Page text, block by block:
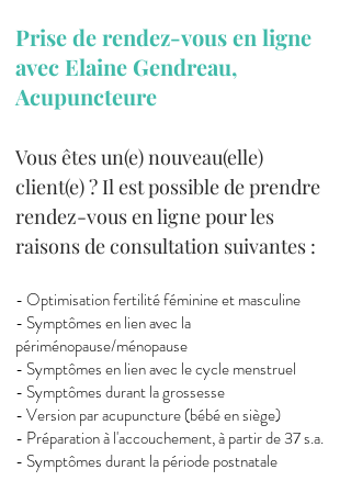
Prise de rendez-vous en ligne
avec Elaine Gendreau,
Acupuncteure
Vous êtes un(e) nouveau(elle)
client(e) ? Il est possible de prendre
rendez-vous en ligne pour les
raisons de consultation suivantes :
- Optimisation fertilité féminine et masculine
- Symptômes en lien avec la
périménopause/ménopause
- Symptômes en lien avec le cycle menstruel
- Symptômes durant la grossesse
- Version par acupuncture (bébé en siège)
- Préparation à l'accouchement, à partir de 37 s.a.
- Symptômes durant la période postnatale